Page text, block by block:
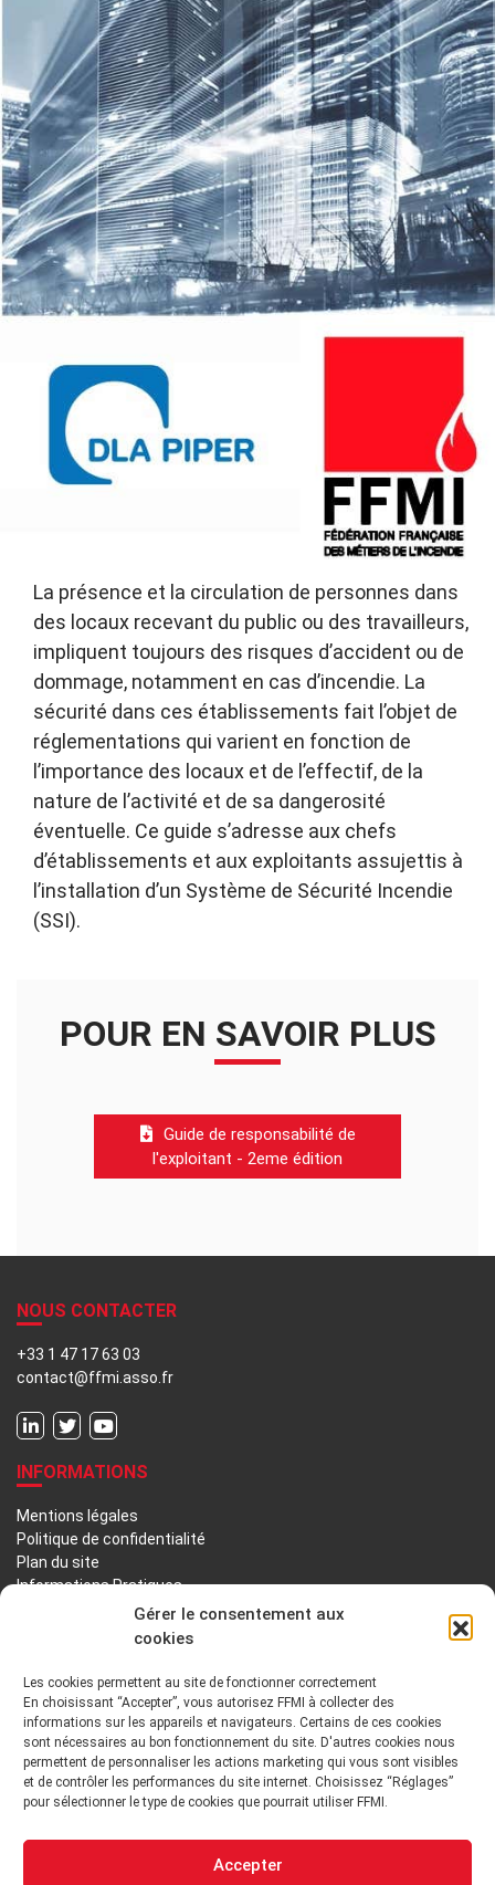
Gérer le consentement aux
cookies
Les cookies permettent au site de fonctionner correctement
En choisissant “Accepter”, vous autorisez FFMI à collecter des
informations sur les appareils et navigateurs. Certains de ces cookies
sont nécessaires au bon fonctionnement du site. D'autres cookies nous
permettent de personnaliser les actions marketing qui vous sont visibles
et de contrôler les performances du site internet. Choisissez “Réglages”
pour sélectionner le type de cookies que pourrait utiliser FFMI.
Accepter
La présence et la circulation de personnes dans
des locaux recevant du public ou des travailleurs,
impliquent toujours des risques d’accident ou de
dommage, notamment en cas d’incendie. La
sécurité dans ces établissements fait l’objet de
réglementations qui varient en fonction de
l’importance des locaux et de l’effectif, de la
nature de l’activité et de sa dangerosité
éventuelle. Ce guide s’adresse aux chefs
d’établissements et aux exploitants assujettis à
l’installation d’un Système de Sécurité Incendie
(SSI).
POUR EN SAVOIR PLUS
Guide de responsabilité de
l'exploitant - 2eme édition
NOUS CONTACTER
+33 1 47 17 63 03
contact@ffmi.asso.fr
INFORMATIONS
Mentions légales
Politique de confidentialité
Plan du site
Informations Pratiques
PRÉSENTATION NOTRE HISTOIRE
DÉONTOLOGIE PRINCIPES ORIENTATIONS
GOUVERNANCE
ENVIRONNEMENT TECHNIQUE ET INSTITUTIONNEL